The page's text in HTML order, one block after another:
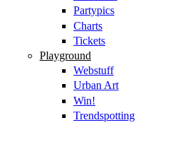
Partypics
Charts
Tickets
Playground
Webstuff
Urban Art
Win!
Trendspotting